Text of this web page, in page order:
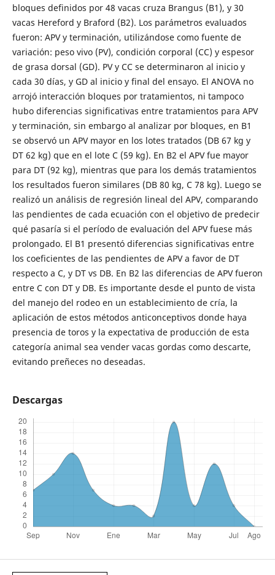
bloques definidos por 48 vacas cruza Brangus (B1), y 30
vacas Hereford y Braford (B2). Los parámetros evaluados
fueron: APV y terminación, utilizándose como fuente de
variación: peso vivo (PV), condición corporal (CC) y espesor
de grasa dorsal (GD). PV y CC se determinaron al inicio y
cada 30 días, y GD al inicio y final del ensayo. El ANOVA no
arrojó interacción bloques por tratamientos, ni tampoco
hubo diferencias significativas entre tratamientos para APV
y terminación, sin embargo al analizar por bloques, en B1
se observó un APV mayor en los lotes tratados (DB 67 kg y
DT 62 kg) que en el lote C (59 kg). En B2 el APV fue mayor
para DT (92 kg), mientras que para los demás tratamientos
los resultados fueron similares (DB 80 kg, C 78 kg). Luego se
realizó un análisis de regresión lineal del APV, comparando
las pendientes de cada ecuación con el objetivo de predecir
qué pasaría si el período de evaluación del APV fuese más
prolongado. El B1 presentó diferencias significativas entre
los coeficientes de las pendientes de APV a favor de DT
respecto a C, y DT vs DB. En B2 las diferencias de APV fueron
entre C con DT y DB. Es importante desde el punto de vista
del manejo del rodeo en un establecimiento de cría, la
aplicación de estos métodos anticonceptivos donde haya
presencia de toros y la expectativa de producción de esta
categoría animal sea vender vacas gordas como descarte,
evitando preñeces no deseadas.
Descargas